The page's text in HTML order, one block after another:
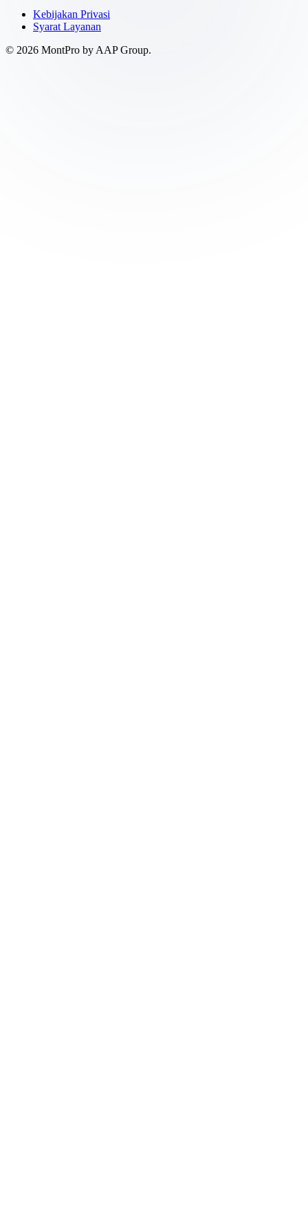
Kebijakan Privasi
Syarat Layanan
© 2026 MontPro by AAP Group.